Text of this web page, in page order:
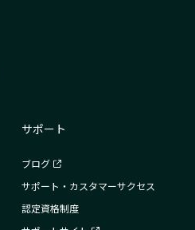
サポート
ブログ
サポート・カスタマーサクセス
認定資格制度